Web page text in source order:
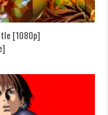
[1080p]